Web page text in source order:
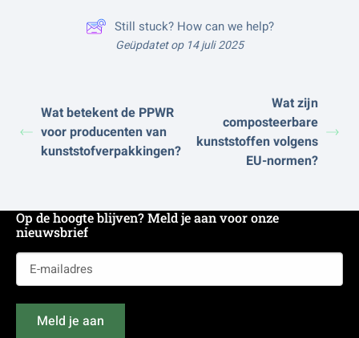
Still stuck? How can we help?
Geüpdatet op 14 juli 2025
Wat betekent de PPWR
voor producenten van
kunststofverpakkingen?
Wat zijn
composteerbare
kunststoffen volgens
EU-normen?
Op de hoogte blijven? Meld je aan voor onze
nieuwsbrief
mailadres
(Vereist)
Meld je aan